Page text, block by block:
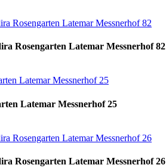
Rosengarten Latemar Messnerhof 82
Latemar Messnerhof 25
Rosengarten Latemar Messnerhof 26